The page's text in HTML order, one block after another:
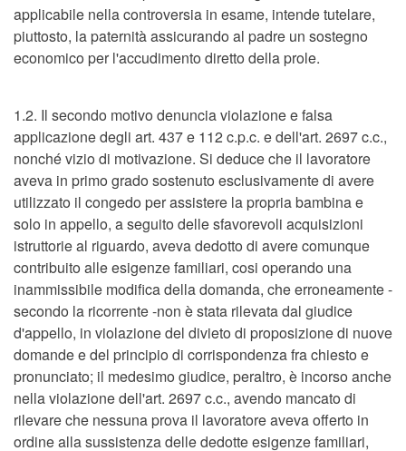
applicabile nella controversia in esame, intende tutelare,
piuttosto, la paternità assicurando al padre un sostegno
economico per l'accudimento diretto della prole.
1.2. Il secondo motivo denuncia violazione e falsa
applicazione degli art. 437 e 112 c.p.c. e dell'art. 2697 c.c.,
nonché vizio di motivazione. Si deduce che il lavoratore
aveva in primo grado sostenuto esclusivamente di avere
utilizzato il congedo per assistere la propria bambina e
solo in appello, a seguito delle sfavorevoli acquisizioni
istruttorie al riguardo, aveva dedotto di avere comunque
contribuito alle esigenze familiari, cosi operando una
inammissibile modifica della domanda, che erroneamente -
secondo la ricorrente -non è stata rilevata dal giudice
d'appello, in violazione del divieto di proposizione di nuove
domande e del principio di corrispondenza fra chiesto e
pronunciato; il medesimo giudice, peraltro, è incorso anche
nella violazione dell'art. 2697 c.c., avendo mancato di
rilevare che nessuna prova il lavoratore aveva offerto in
ordine alla sussistenza delle dedotte esigenze familiari,